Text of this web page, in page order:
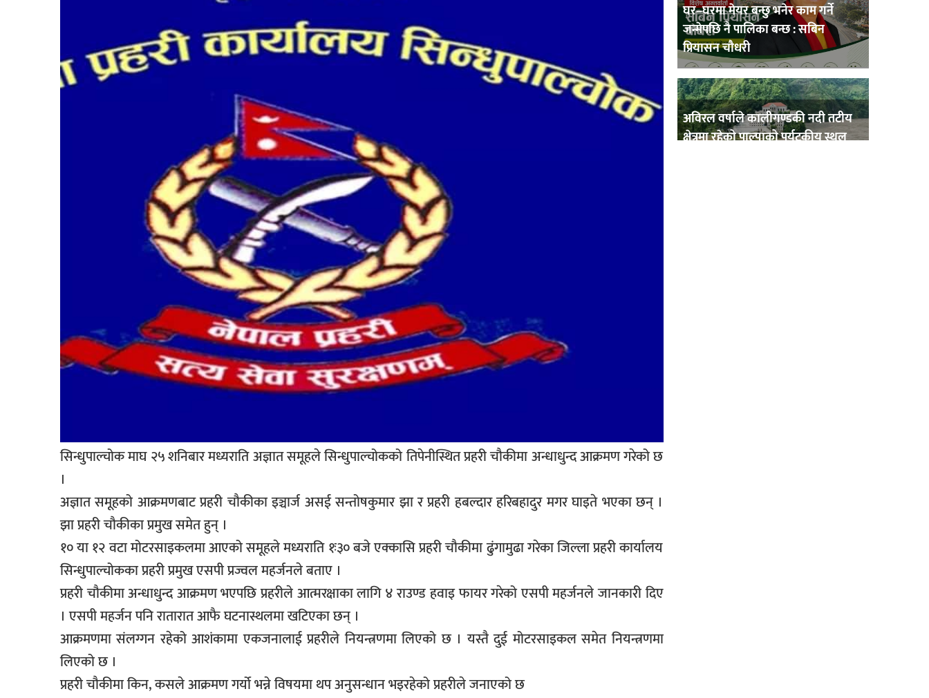
सिन्धुपाल्चोक माघ २५ शनिबार मध्यराति अज्ञात समूहले सिन्धुपाल्चोकको तिपेनीस्थित प्रहरी चौकीमा अन्धाधुन्द आक्रमण गरेको छ
।
अज्ञात समूहको आक्रमणबाट प्रहरी चौकीका इञ्चार्ज असई सन्तोषकुमार झा र प्रहरी हबल्दार हरिबहादुर मगर घाइते भएका छन् ।
झा प्रहरी चौकीका प्रमुख समेत हुन् ।
१० या १२ वटा मोटरसाइकलमा आएको समूहले मध्यराति १ः३० बजे एक्कासि प्रहरी चौकीमा ढुंगामुढा गरेका जिल्ला प्रहरी कार्यालय
सिन्धुपाल्चोकका प्रहरी प्रमुख एसपी प्रज्वल महर्जनले बताए ।
प्रहरी चौकीमा अन्धाधुन्द आक्रमण भएपछि प्रहरीले आत्मरक्षाका लागि ४ राउण्ड हवाइ फायर गरेको एसपी महर्जनले जानकारी दिए
। एसपी महर्जन पनि रातारात आफै घटनास्थलमा खटिएका छन् ।
आक्रमणमा संलग्गन रहेको आशंकामा एकजनालाई प्रहरीले नियन्त्रणमा लिएको छ । यस्तै दुई मोटरसाइकल समेत नियन्त्रणमा
लिएको छ ।
प्रहरी चौकीमा किन, कसले आक्रमण गर्यो भन्ने विषयमा थप अनुसन्धान भइरहेको प्रहरीले जनाएको छ
घर–घरमा मेयर बन्छु भनेर काम गर्ने
जन्मेपछि नै पालिका बन्छ : सबिन
प्रियासन चौधरी
अविरल वर्षाले कालीगण्डकी नदी तटीय
क्षेत्रमा रहेको पाल्पाको पर्यटकीय स्थल